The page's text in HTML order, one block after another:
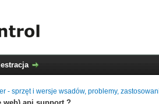
- sprzęt i wersje wsadów, problemy,